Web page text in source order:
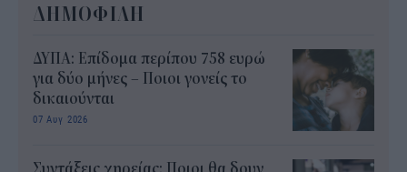
ΔΗΜΟΦΙΛΗ
ΔΥΠΑ: Επίδομα περίπου 758 ευρώ
για δύο μήνες – Ποιοι γονείς το
δικαιούνται
07 Αυγ 2026